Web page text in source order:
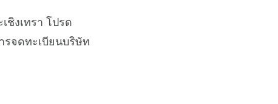
ชิงเทรา โปรด
รจดทะเบียนบริษัท